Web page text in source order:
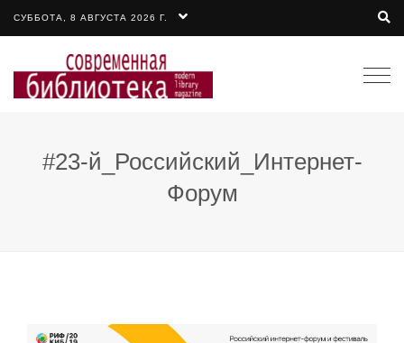
СУББОТА, 8 АВГУСТА 2026 Г.
#23-й_Российский_Интернет-
Форум